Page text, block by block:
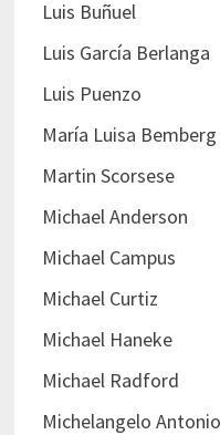
Luis Buñuel
Luis García Berlanga
Luis Puenzo
María Luisa Bemberg
Martin Scorsese
Michael Anderson
Michael Campus
Michael Curtiz
Michael Haneke
Michael Radford
Michelangelo